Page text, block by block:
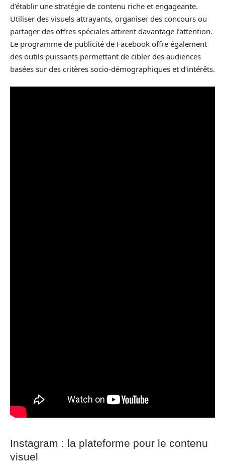
d’établir une stratégie de contenu riche et engageante.
Utiliser des visuels attrayants, organiser des concours ou
partager des offres spéciales attirent davantage l’attention.
Le programme de publicité de Facebook offre également
des outils puissants permettant de cibler des audiences
basées sur des critères socio-démographiques et d’intérêts.
Instagram : la plateforme pour le contenu
visuel